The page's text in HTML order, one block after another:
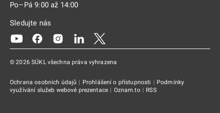
Po–Pá 9:00 až 14:00
Sledujte nás
Odkaz se otevře na nové kartě
Odkaz se otevře na nové kartě
Odkaz se otevře na nové kartě
Odkaz se otevře na nové kartě
© 2026 SÚKL všechna práva vyhrazena
Ochrana osobních údajů | Prohlášení o přístupnosti | Podmínky
využívání služeb webové prezentace | Oznam.to | RSS